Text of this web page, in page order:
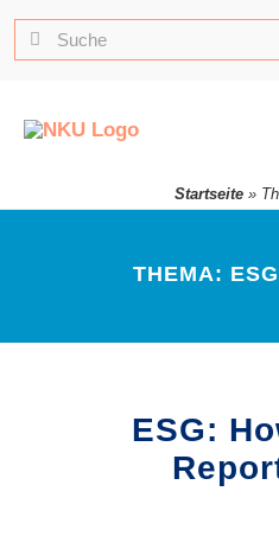
Thema
–
ESG:
How
Zum
Inhalt
Suche
Startseite »
THEMA:
ESG: